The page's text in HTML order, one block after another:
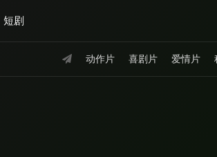
短剧
动作片 喜剧片 爱情片